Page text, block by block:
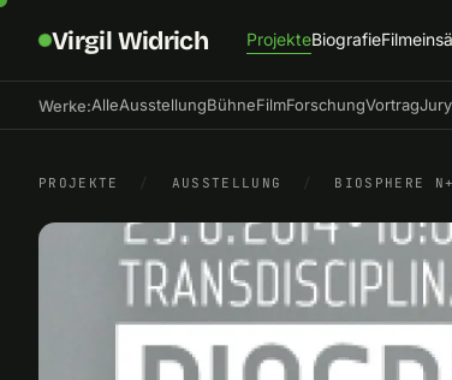
Virgil Widrich ProjekteBiografie
Werke:AlleAusstellungBühneFilmForschungVortragJury
PROJEKTE / AUSSTELLUNG / BIOSPHERE